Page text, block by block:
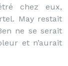
chez eux,
May restait
ne se serait
et n’aurait